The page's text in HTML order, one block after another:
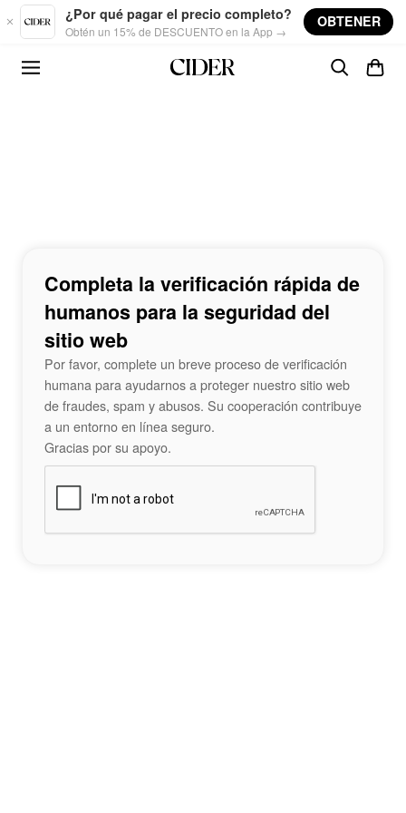
Skip to main content
¿Por qué pagar el precio completo?
Obtén un 15% de DESCUENTO en la App →
OBTENER
Completa la verificación rápida de
humanos para la seguridad del
sitio web
Por favor, complete un breve proceso de verificación
humana para ayudarnos a proteger nuestro sitio web
de fraudes, spam y abusos. Su cooperación contribuye
a un entorno en línea seguro.
Gracias por su apoyo.